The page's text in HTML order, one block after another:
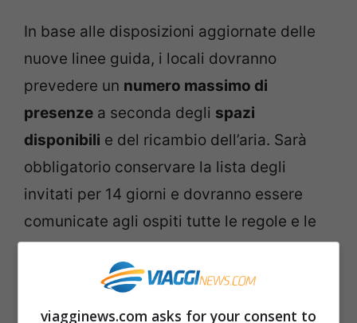
In base alle disposizioni aggiornate delle
nuove linee guida, i locali dovranno
prevedere un numero massimo di
presenze a seconda degli spazi
disponibili e del ricambio dell’aria. Sarà
obbligatorio conservare la lista degli
invitati per 14 giorni e dovranno essere
comunicate agli ospiti tutte le regole e le
misure di prevenzione da rispettare
durante l’evento. All’ingresso dovranno
viagginews.com asks for your consent to